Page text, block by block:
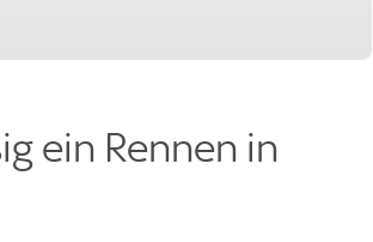
ein Rennen in